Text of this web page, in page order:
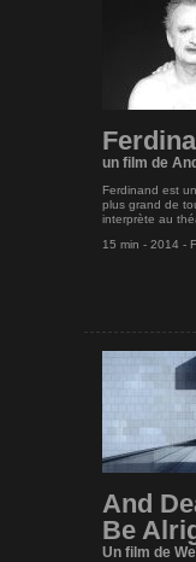
un film de
Ferdinand est
plus grand de
interprète au
15 min - 2014 -
And
Be
Un film de